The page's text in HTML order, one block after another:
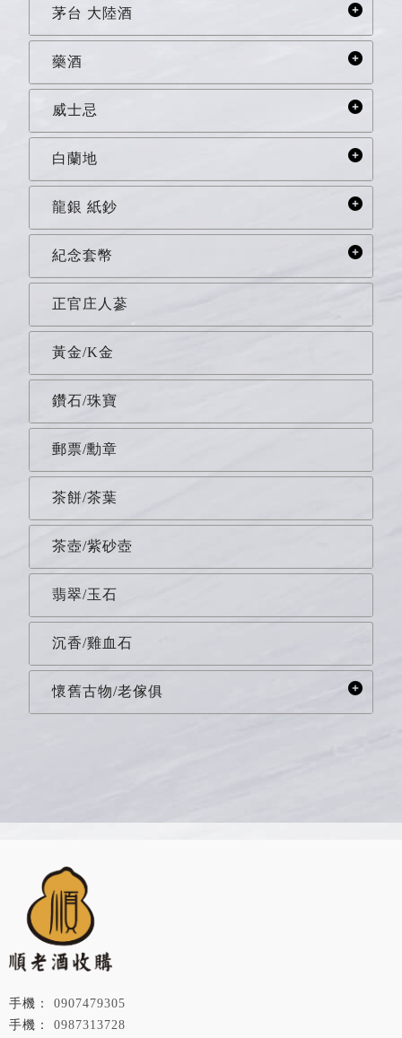
茅台 大陸酒
藥酒
威士忌
白蘭地
龍銀 紙鈔
紀念套幣
正官庄人蔘
黃金/K金
鑽石/珠寶
郵票/勳章
茶餅/茶葉
茶壺/紫砂壺
翡翠/玉石
沉香/雞血石
懷舊古物/老傢俱
0987313728
0907479305